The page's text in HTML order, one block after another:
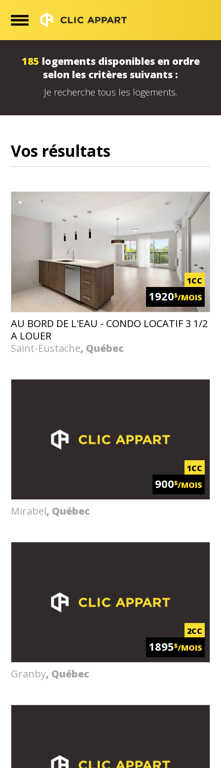
185 logements disponibles en ordre
selon les critères suivants :
Je recherche tous les logements.
Vos résultats
1CC
1920$/MOIS
AU BORD DE L'EAU - CONDO LOCATIF 3 1/2
A LOUER
Saint-Eustache, Québec
1CC
900$/MOIS
Mirabel, Québec
2CC
1895$/MOIS
Granby, Québec